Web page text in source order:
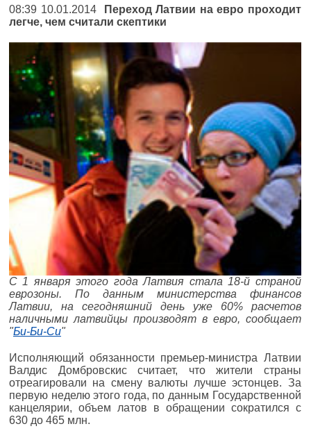
08:39 10.01.2014
Переход Латвии на евро проходит
легче, чем считали скептики
С 1 января этого года Латвия стала 18-й страной
еврозоны. По данным министерства финансов
Латвии, на сегодняшний день уже 60% расчетов
наличными латвийцы производят в евро, сообщает
"Би-Би-Си"
Исполняющий обязанности премьер-министра Латвии
Валдис Домбровскис считает, что жители страны
отреагировали на смену валюты лучше эстонцев. За
первую неделю этого года, по данным Государственной
канцелярии, объем латов в обращении сократился с
630 до 465 млн.